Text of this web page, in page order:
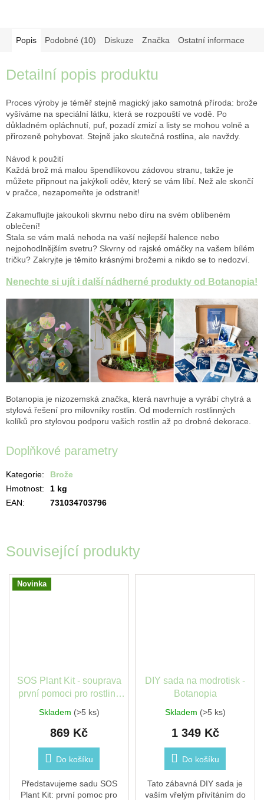
Související produkty
Novinka
SOS Plant Kit - souprava
první pomoci pro rostliny
Skladem (>5 ks)
869 Kč
Do košíku
Představujeme sadu SOS
Plant Kit: první pomoc pro
DIY sada na modrotisk -
Botanopia
Skladem (>5 ks)
1 349 Kč
Do košíku
Tato zábavná DIY sada je
vaším vřelým přivítáním do
Popis Podobné (10) Diskuze Značka Ostatní informace
Detailní popis produktu
Proces výroby je téměř stejně magický jako samotná příroda: brože
vyšíváme na speciální látku, která se rozpouští ve vodě. Po
důkladném opláchnutí, puf, pozadí zmizí a listy se mohou volně a
přirozeně pohybovat. Stejně jako skutečná rostlina, ale navždy.
Návod k použití
Každá brož má malou špendlíkovou zádovou stranu, takže je
můžete připnout na jakýkoli oděv, který se vám líbí. Než ale skončí
v pračce, nezapomeňte je odstranit!
Zakamuflujte jakoukoli skvrnu nebo díru na svém oblíbeném
oblečení!
Stala se vám malá nehoda na vaší nejlepší halence nebo
nejpohodlnějším svetru? Skvrny od rajské omáčky na vašem bílém
tričku? Zakryjte je těmito krásnými brožemi a nikdo se to nedozví.
Nenechte si ujít i další nádherné produkty od Botanopia!
Botanopia je nizozemská značka, která navrhuje a vyrábí chytrá a
stylová řešení pro milovníky rostlin. Od moderních rostlinných
kolíků pro stylovou podporu vašich rostlin až po drobné dekorace.
Doplňkové parametry
Kategorie:
Brože
Hmotnost:
1 kg
EAN: 731034703796